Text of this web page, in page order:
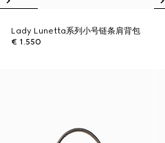
Lady Lunetta系列小号链条肩背包
€ 1.550